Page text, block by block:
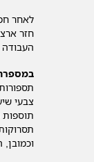
לאחר
חזר
צבעי